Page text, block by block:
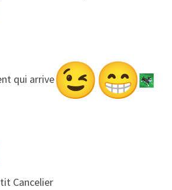
qui arrive
Cancelier